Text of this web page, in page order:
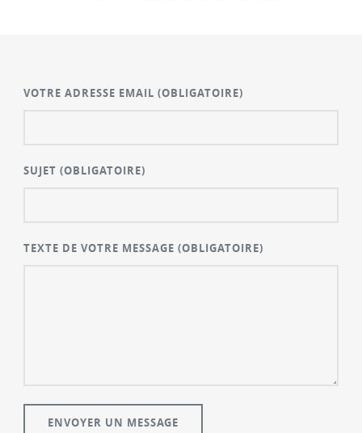
VOTRE ADRESSE EMAIL(OBLIGATOIRE)
SUJET(OBLIGATOIRE)
TEXTE DE VOTRE MESSAGE(OBLIGATOIRE)